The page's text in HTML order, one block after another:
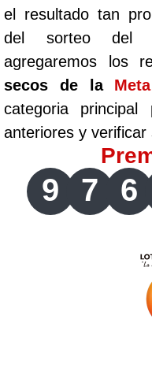
el resultado tan
del sorteo del
agregaremos los
secos de la Meta
categoria principal
anteriores y verificar
9 7 6